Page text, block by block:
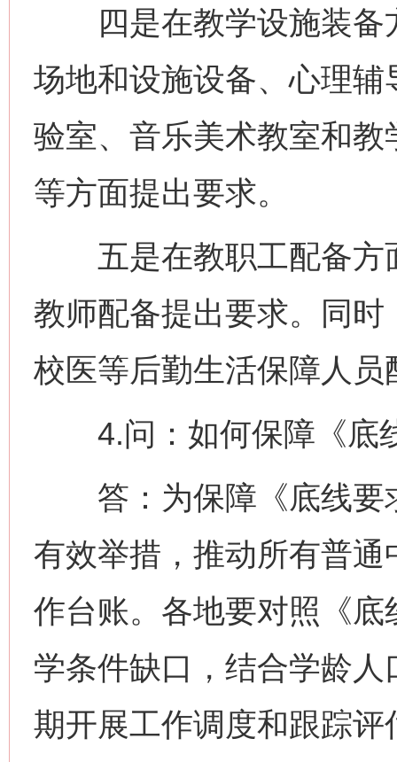
四是在教学设施装备
场地和设施设备、心理
验室、音乐美术教室和
等方面提出要求。
五是在教职工配备方
教师配备提出要求。同
校医等后勤生活保障人员
4.问：如何保障《底
答：为保障《底线要
有效举措，推动所有普
作台账。各地要对照《
学条件缺口，结合学龄
期开展工作调度和跟踪评